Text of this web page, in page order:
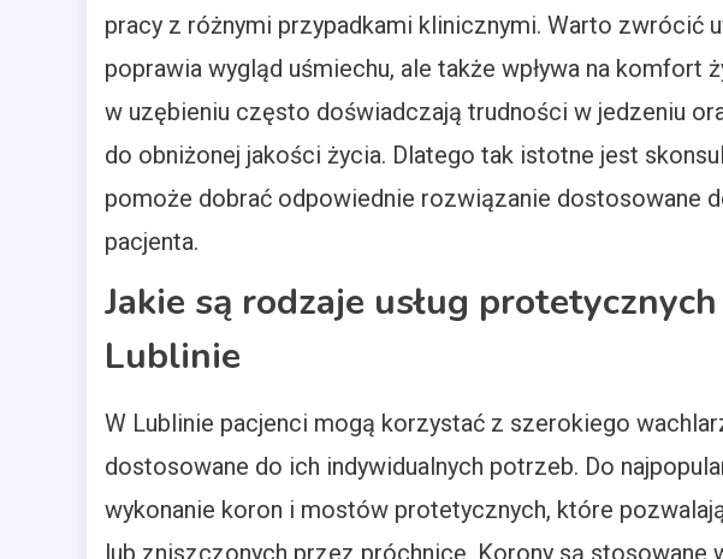
pracy z różnymi przypadkami klinicznymi. Warto zwrócić
poprawia wygląd uśmiechu, ale także wpływa na komfort
w uzębieniu często doświadczają trudności w jedzeniu
do obniżonej jakości życia. Dlatego tak istotne jest
pomoże dobrać odpowiednie rozwiązanie dostosowane
pacjenta.
Jakie są rodzaje usług
Lublinie
W Lublinie pacjenci mogą korzystać z szerokiego
dostosowane do ich indywidualnych potrzeb. Do
wykonanie koron i mostów protetycznych, które
lub zniszczonych przez próchnicę. Korony są stosowane